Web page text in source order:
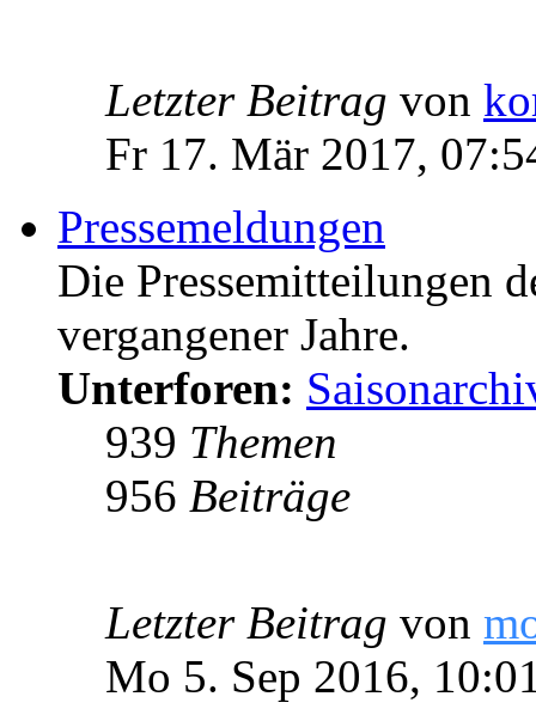
Letzter Beitrag von
Fr 17. Mär 2017,
Pressemeldungen
Die Pressemitteilungen
vergangener Jahre.
Unterforen:
939 Themen
956 Beiträge
Letzter Beitrag von
Mo 5. Sep 2016,